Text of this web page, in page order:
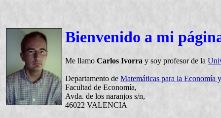
Bienvenido a mi
Me llamo Carlos Ivorra y soy profesor de la
Departamento de Matemáticas para la Economía
Facultad de Economía,
Avda. de los naranjos s/n,
46022 VALENCIA